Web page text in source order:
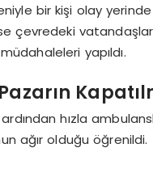
bir kişi olay
çevredeki
yapıldı.
hızla
ağır olduğu öğrenildi.